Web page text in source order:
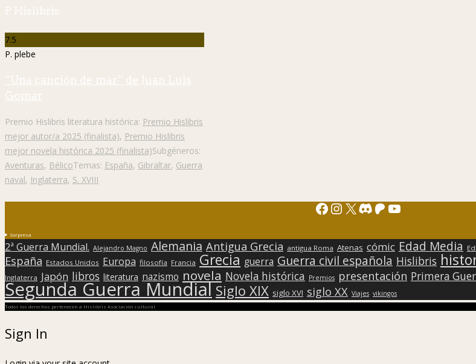
P. Hislibris
7.5
P. plebe
“Una canción de mar” de Juan Luis
Gomar
Premio Hislibris literatura histórica: Premio Hislibris
mejor autor/a 2025 (finalista), Premio Hislibris
mejor novela histórica 2025 (finalista)Subgéneros:
Aventuras, BélicoTemas: España, Gibraltar, Guerra
naval, Inglaterra, S. XVIII
Facebook
Instagram
X Discord
Patreon
YouTube
Sorpresa
2ª Guerra Mundial. Alejandro Magno Alemania Antigua Grecia antigua Roma Atenas cómic Edad Media
España Estados Unidos Europa filosofía Francia Grecia guerra Guerra civil española Hislibris
Inglaterra Japón libros literatura nazismo novela Novela histórica Premios presentación Primera
Segunda Guerra Mundial Siglo XIX siglo XVI siglo XX Viajes vikingos
Todos los derechos pertenecen a Hislibris Asociación cultural
Sign In